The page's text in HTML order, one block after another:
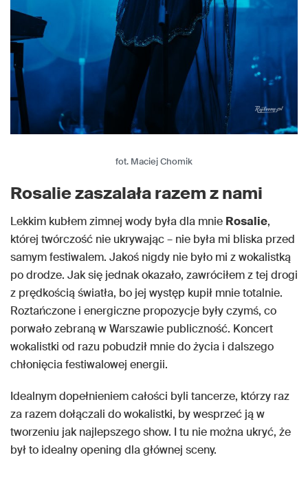
fot. Maciej Chomik
Rosalie zaszalała razem z nami
Lekkim kubłem zimnej wody była dla mnie Rosalie,
której twórczość nie ukrywając – nie była mi bliska przed
samym festiwalem. Jakoś nigdy nie było mi z wokalistką
po drodze. Jak się jednak okazało, zawróciłem z tej drogi
z prędkością światła, bo jej występ kupił mnie totalnie.
Roztańczone i energiczne propozycje były czymś, co
porwało zebraną w Warszawie publiczność. Koncert
wokalistki od razu pobudził mnie do życia i dalszego
chłonięcia festiwalowej energii.
Idealnym dopełnieniem całości byli tancerze, którzy raz
za razem dołączali do wokalistki, by wesprzeć ją w
tworzeniu jak najlepszego show. I tu nie można ukryć, że
był to idealny opening dla głównej sceny.